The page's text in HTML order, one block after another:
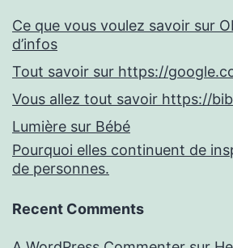
Ce que vous voulez savoir sur
d’infos
Tout savoir sur https://
Vous allez tout savoir https://
Lumière sur Bébé
Pourquoi elles continuent de
de personnes.
Recent Comments